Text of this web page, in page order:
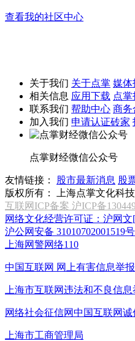
查看我的社区中心
关于我们 关于点掌 媒体
相关信息 应用下载 点掌
联系我们 帮助中心 商务
加入我们 申请认证砖家
点掌财经微信公众号
友情链接： 股市最新消息 股
版权所有：
上海点掌文化科
互联网ICP备案 沪ICP备
网络文化经营许可证：沪网文
沪公网安备 31010702001519号
上海网警网络110
中国互联网 网上有害信息举
上海市互联网违法和不良信息
网络社会征信网中国互联网诚
上海市工商管理局